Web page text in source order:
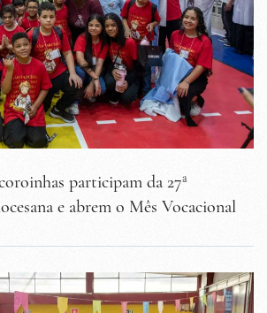
participam da 27ª
e abrem o Mês Vocacional